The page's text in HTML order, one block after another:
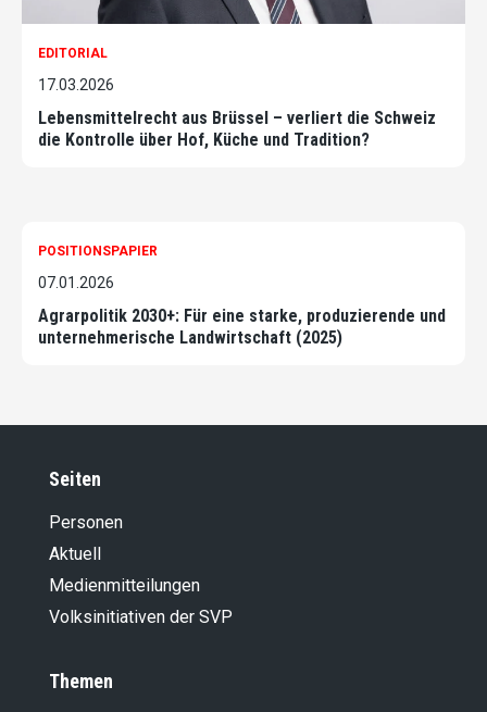
EDITORIAL
17.03.2026
Lebensmittelrecht aus Brüssel – verliert die Schweiz
die Kontrolle über Hof, Küche und Tradition?
POSITIONSPAPIER
07.01.2026
Agrarpolitik 2030+: Für eine starke, produzierende und
unternehmerische Landwirtschaft (2025)
Seiten
Personen
Aktuell
Medienmitteilungen
Volksinitiativen der SVP
Themen